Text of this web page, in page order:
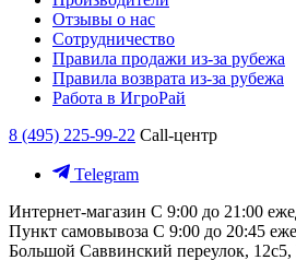
Отзывы о нас
Сотрудничество
Правила продажи из-за рубежа
Правила возврата из-за рубежа
Работа в ИгроРай
8 (495) 225-99-22 Call-центр
Telegram
Интернет-магазин С 9:00 до 21:00
Пункт самовывоза С 9:00 до 20:45
Большой Саввинский переулок,